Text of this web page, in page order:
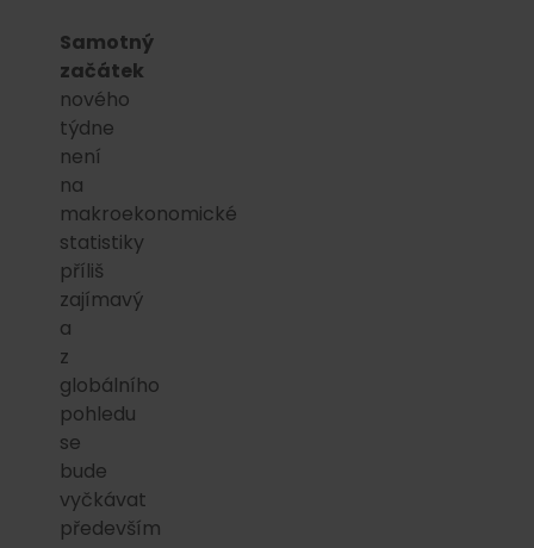
Samotný
začátek
nového
týdne
není
na
makroekonomické
statistiky
příliš
zajímavý
a
z
globálního
pohledu
se
bude
vyčkávat
především